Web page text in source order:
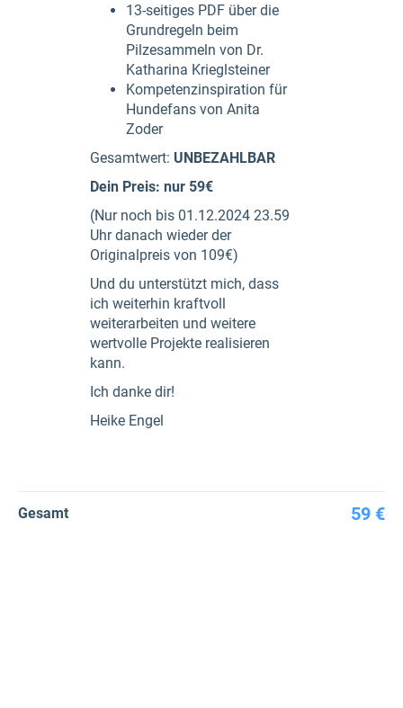
13-seitiges PDF über die
Grundregeln beim
Pilzesammeln von Dr.
Katharina Krieglsteiner
Kompetenzinspiration für
Hundefans von Anita
Zoder
Gesamtwert: UNBEZAHLBAR
Dein Preis: nur 59€
(Nur noch bis 01.12.2024 23.59
Uhr danach wieder der
Originalpreis von 109€)
Und du unterstützt mich, dass
ich weiterhin kraftvoll
weiterarbeiten und weitere
wertvolle Projekte realisieren
kann.
Ich danke dir!
Heike Engel
Gesamt 59 €